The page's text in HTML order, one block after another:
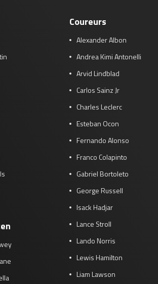
Coureurs
Alexander Albon
Andrea Kimi Antonelli
Arvid Lindblad
Carlos Sainz Jr
Charles Leclerc
Esteban Ocon
Fernando Alonso
Franco Colapinto
Gabriel Bortoleto
George Russell
Isack Hadjar
Lance Stroll
Lando Norris
Lewis Hamilton
Liam Lawson